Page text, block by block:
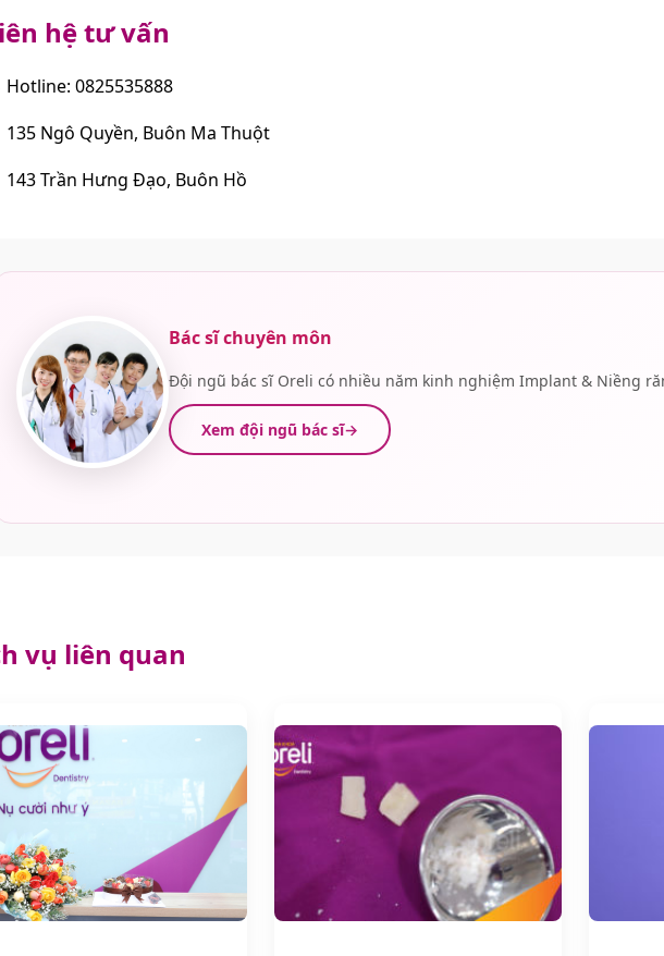
hệ tư vấn
Hotline: 0825535888
135 Ngô Quyền, Buôn Ma Thuột
143 Trần Hưng Đạo, Buôn Hồ
Bác sĩ chuyên môn
Đội ngũ bác sĩ Oreli có nhiều năm kinh nghiệm Implant & Niềng
Xem đội ngũ bác sĩ
vụ liên quan